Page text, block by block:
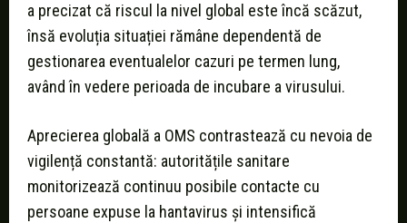
a precizat că riscul la nivel global este încă scăzut,
însă evoluția situației rămâne dependentă de
gestionarea eventualelor cazuri pe termen lung,
având în vedere perioada de incubare a virusului.
Aprecierea globală a OMS contrastează cu nevoia de
vigilență constantă: autoritățile sanitare
monitorizează continuu posibile contacte cu
persoane expuse la hantavirus și intensifică